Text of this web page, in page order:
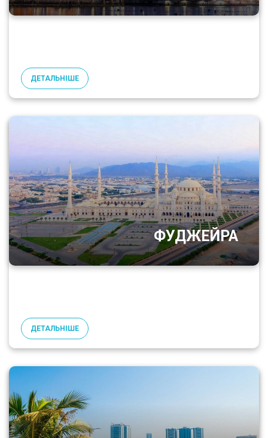
ДЕТАЛЬНІШЕ
ФУДЖЕЙРА
ДЕТАЛЬНІШЕ